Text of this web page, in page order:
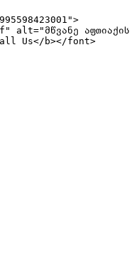
alt="მწვანე
Us</b></font>